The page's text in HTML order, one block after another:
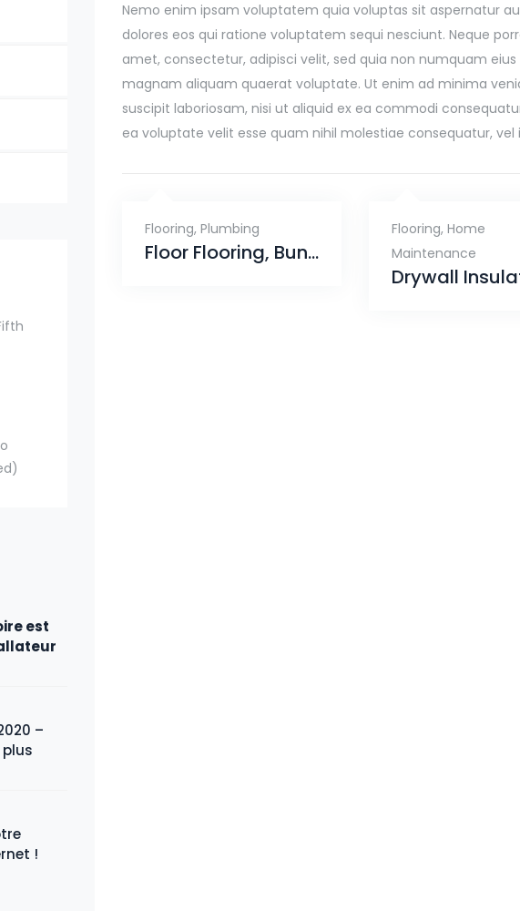
Nemo enim ipsam voluptatem quia voluptas sit aspernatur
dolores eos qui ratione voluptatem sequi nesciunt. Neque
amet, consectetur, adipisci velit, sed quia non numquam
magnam aliquam quaerat voluptate. Ut enim ad minima
suscipit laboriosam, nisi ut aliquid ex ea commodi
ea voluptate velit esse quam nihil molestiae consequatur,
Flooring, Plumbing
Floor Flooring, Bunnell
Flooring, Home
Maintenance
est
–
!